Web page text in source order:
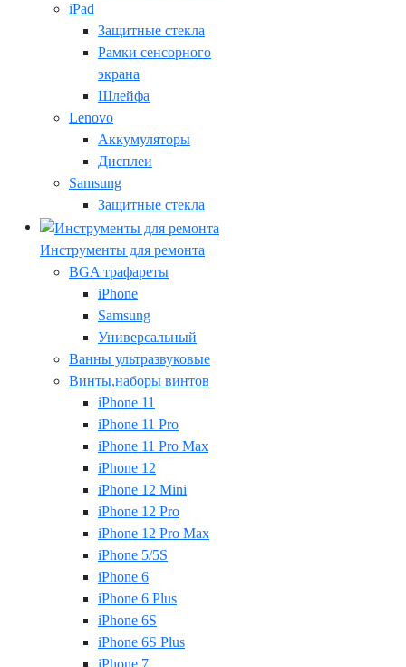
iPad
Защитные стекла
Рамки сенсорного
экрана
Шлейфа
Lenovo
Аккумуляторы
Дисплеи
Samsung
Защитные стекла
Инструменты для ремонта
BGA трафареты
iPhone
Samsung
Универсальный
Ванны ультразвуковые
Винты,наборы винтов
iPhone 11
iPhone 11 Pro
iPhone 11 Pro Max
iPhone 12
iPhone 12 Mini
iPhone 12 Pro
iPhone 12 Pro Max
iPhone 5/5S
iPhone 6
iPhone 6 Plus
iPhone 6S
iPhone 6S Plus
iPhone 7